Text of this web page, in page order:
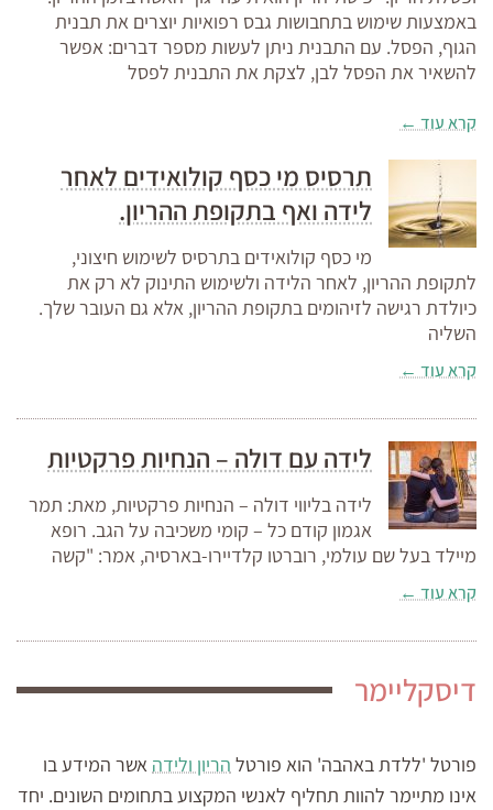
באמצעות שימוש בתחבושות גבס רפואיות יוצרים את תבנית
הגוף, הפסל. עם התבנית ניתן לעשות מספר דברים: אפשר
להשאיר את הפסל לבן, לצקת את התבנית לפסל
קרא עוד ←
תרסיס מי כסף קולואידים לאחר
לידה ואף בתקופת ההריון.
מי כסף קולואידים בתרסיס לשימוש חיצוני,
לתקופת ההריון, לאחר הלידה ולשימוש התינוק לא רק את
כיולדת רגישה לזיהומים בתקופת ההריון, אלא גם העובר שלך.
השליה
קרא עוד ←
לידה עם דולה – הנחיות פרקטיות
לידה בליווי דולה – הנחיות פרקטיות, מאת: תמר
אגמון קודם כל – קומי משכיבה על הגב. רופא
מיילד בעל שם עולמי, רוברטו קלדיירו-בארסיה, אמר: "קשה
קרא עוד ←
דיסקליימר
פורטל 'ללדת באהבה' הוא פורטל הריון ולידה אשר המידע בו
אינו מתיימר להוות תחליף לאנשי המקצוע בתחומים השונים. יחד